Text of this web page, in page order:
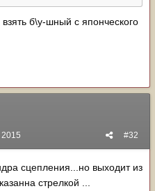
б\у-шный с японческого
#32
сцепления...но выходит из
стрелкой ...